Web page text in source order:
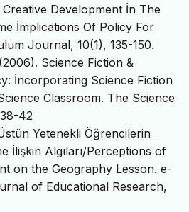
Development İn The
İmplications Of Policy For
Journal, 10(1), 135-150.
Science Fiction &
İncorporating Science Fiction
Classroom. The Science
42
Yetenekli Öğrencilerin
İlişkin Algıları/Perceptions of
on the Geography Lesson. e-
of Educational Research,